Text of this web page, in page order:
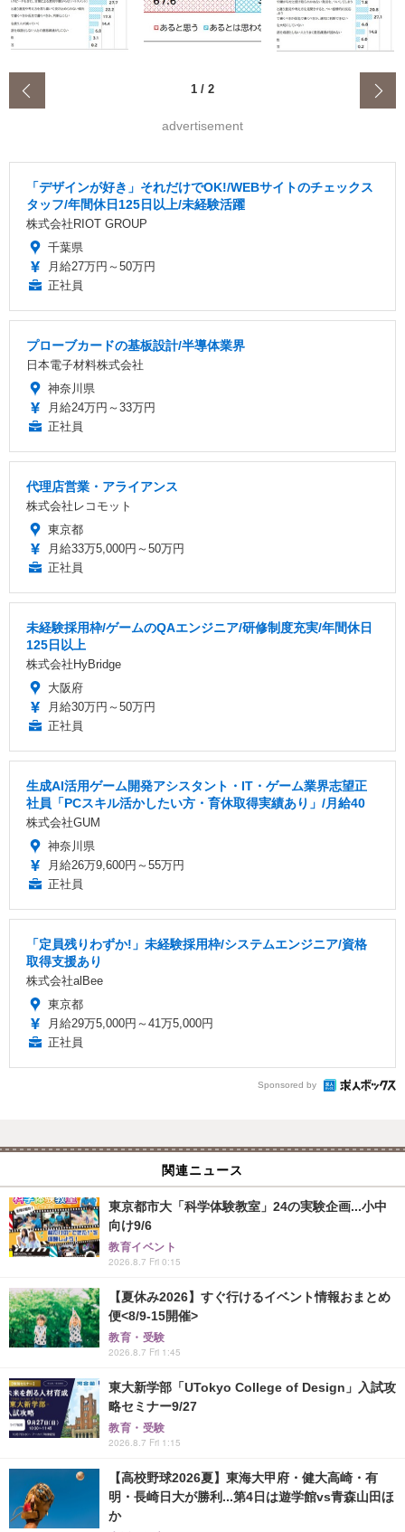
1 / 2
advertisement
「デザインが好き」それだけでOK!/WEBサイトのチェックス
タッフ/年間休日125日以上/未経験活躍
株式会社RIOT GROUP
千葉県
月給27万円～50万円
正社員
プローブカードの基板設計/半導体業界
日本電子材料株式会社
神奈川県
月給24万円～33万円
正社員
代理店営業・アライアンス
株式会社レコモット
東京都
月給33万5,000円～50万円
正社員
未経験採用枠/ゲームのQAエンジニア/研修制度充実/年間休日
125日以上
株式会社HyBridge
大阪府
月給30万円～50万円
正社員
生成AI活用ゲーム開発アシスタント・IT・ゲーム業界志望正
社員「PCスキル活かしたい方・育休取得実績あり」/月給40
株式会社GUM
神奈川県
月給26万9,600円～55万円
正社員
「定員残りわずか!」未経験採用枠/システムエンジニア/資格
取得支援あり
株式会社alBee
東京都
月給29万5,000円～41万5,000円
正社員
Sponsored by
関連ニュース
東京都市大「科学体験教室」24の実験企画...小中
向け9/6
教育イベント
2026.8.7 Fri 0:15
【夏休み2026】すぐ行けるイベント情報おまとめ
便<8/9-15開催>
教育・受験
2026.8.7 Fri 1:45
東大新学部「UTokyo College of Design」入試攻
略セミナー9/27
教育・受験
2026.8.7 Fri 1:15
【高校野球2026夏】東海大甲府・健大高崎・有
明・長崎日大が勝利...第4日は遊学館vs青森山田ほ
か